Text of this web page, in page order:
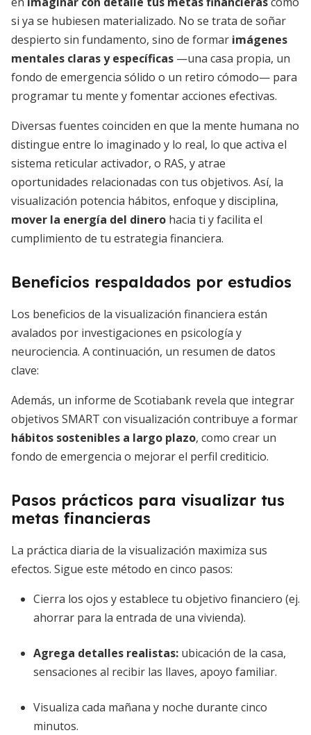
si ya se hubiesen materializado. No se trata de soñar
despierto sin fundamento, sino de formar imágenes
mentales claras y específicas —una casa propia, un
fondo de emergencia sólido o un retiro cómodo— para
programar tu mente y fomentar acciones efectivas.
Diversas fuentes coinciden en que la mente humana no
distingue entre lo imaginado y lo real, lo que activa el
sistema reticular activador, o RAS, y atrae
oportunidades relacionadas con tus objetivos. Así, la
visualización potencia hábitos, enfoque y disciplina,
mover la energía del dinero hacia ti y facilita el
cumplimiento de tu estrategia financiera.
Beneficios respaldados por estudios
Los beneficios de la visualización financiera están
avalados por investigaciones en psicología y
neurociencia. A continuación, un resumen de datos
clave:
Además, un informe de Scotiabank revela que integrar
objetivos SMART con visualización contribuye a formar
hábitos sostenibles a largo plazo, como crear un
fondo de emergencia o mejorar el perfil crediticio.
Pasos prácticos para visualizar tus
metas financieras
La práctica diaria de la visualización maximiza sus
efectos. Sigue este método en cinco pasos:
Cierra los ojos y establece tu objetivo financiero (ej.
ahorrar para la entrada de una vivienda).
Agrega detalles realistas: ubicación de la casa,
sensaciones al recibir las llaves, apoyo familiar.
Visualiza cada mañana y noche durante cinco
minutos.